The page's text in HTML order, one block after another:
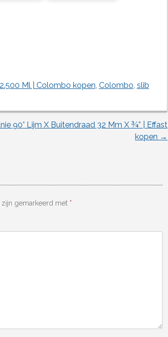
Ml | Colombo kopen, Colombo, slib
90° Lijm X Buitendraad 32 Mm X ¾” | Effast
kopen →
gemarkeerd met *